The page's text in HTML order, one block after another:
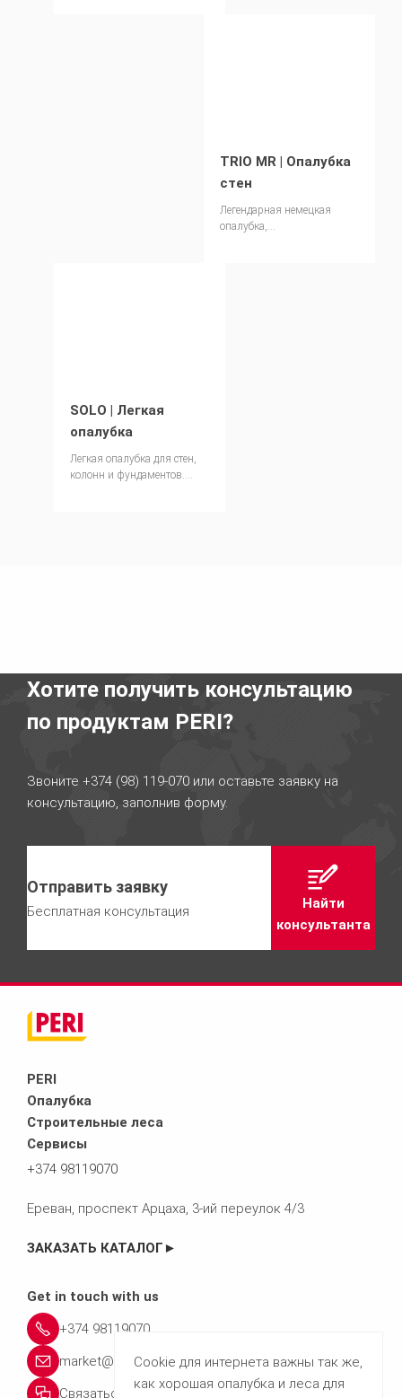
TRIO MR | Опалубка
стен
Легендарная немецкая
опалубка,
SOLO | Легкая
опалубка
Легкая опалубка для стен,
колонн и фундаментов.
Хотите получить консультацию
по продуктам PERI?
Звоните +374 (98) 119-070 или оставьте заявку на
консультацию, заполнив форму.
Отправить заявку
Бесплатная консультация
Найти
консультанта
PERI
Опалубка
Строительные леса
Сервисы
+374 98119070
Ереван, проспект Арцаха, 3-ий переулок 4/3
ЗАКАЗАТЬ КАТАЛОГ►
Get in touch with us
+374 98119070
market@peri.com.am
Связаться с нами
Cookie для интернета важны так же,
как хорошая опалубка и леса для